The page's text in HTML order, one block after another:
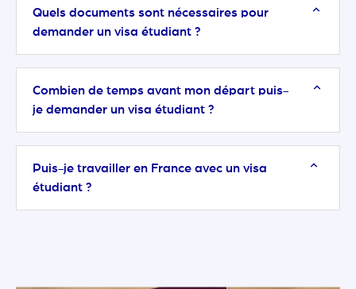
Quels documents sont nécessaires pour
demander un visa étudiant ?
Combien de temps avant mon départ puis-
je demander un visa étudiant ?
Puis-je travailler en France avec un visa
étudiant ?